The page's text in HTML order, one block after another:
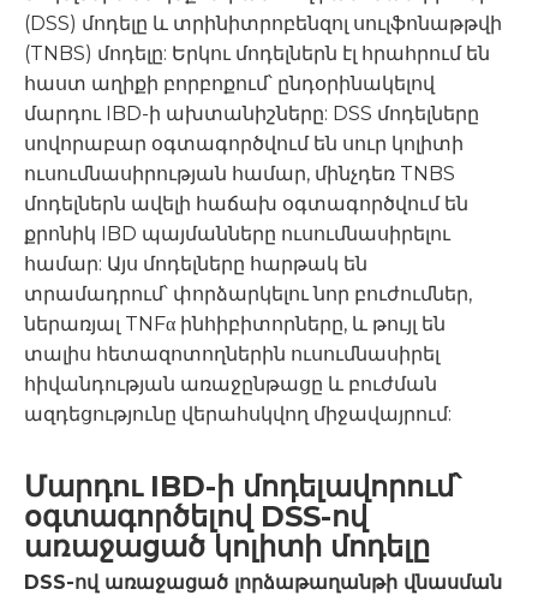
(DSS) մոդելը և տրինիտրոբենզոլ սուլֆոնաթթվի
(TNBS) մոդելը: Երկու մոդելներն էլ հրահրում են
հաստ աղիքի բորբոքում՝ ընդօրինակելով
մարդու IBD-ի ախտանիշները: DSS մոդելները
սովորաբար օգտագործվում են սուր կոլիտի
ուսումնասիրության համար, մինչդեռ TNBS
մոդելներն ավելի հաճախ օգտագործվում են
քրոնիկ IBD պայմանները ուսումնասիրելու
համար: Այս մոդելները հարթակ են
տրամադրում՝ փորձարկելու նոր բուժումներ,
ներառյալ TNFα ինհիբիտորները, և թույլ են
տալիս հետազոտողներին ուսումնասիրել
հիվանդության առաջընթացը և բուժման
ազդեցությունը վերահսկվող միջավայրում:
Մարդու IBD-ի մոդելավորում՝
օգտագործելով DSS-ով
առաջացած կոլիտի մոդելը
DSS-ով առաջացած լորձաթաղանթի վնասման